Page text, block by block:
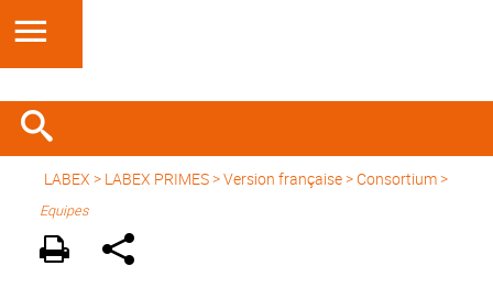
LABEX > LABEX PRIMES>Version française> Consortium >
Equipes